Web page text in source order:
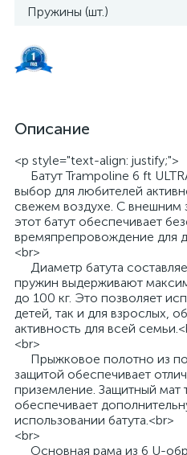
Пружины (шт.)
Описание
<p style="text-align: justify;">
Батут Trampoline 6 ft
выбор для любителей
свежем воздухе. С внешним
этот батут обеспечивает
времяпрепровождение для
<br>
Диаметр батута
пружин выдерживают
до 100 кг. Это позволяет
детей, так и для взрослых,
активность для всей
<br>
Прыжковое полотно из
защитой обеспечивает
приземление. Защитный
обеспечивает
использовании батута.<br>
<br>
Основная рама из 6 U-